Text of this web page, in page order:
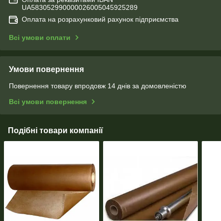
UA583052990000026005045925289
Оплата на розрахунковий рахунок підприємства
Всі умови оплати
Умови повернення
Повернення товару впродовж 14 днів за домовленістю
Всі умови повернення
Подібні товари компанії